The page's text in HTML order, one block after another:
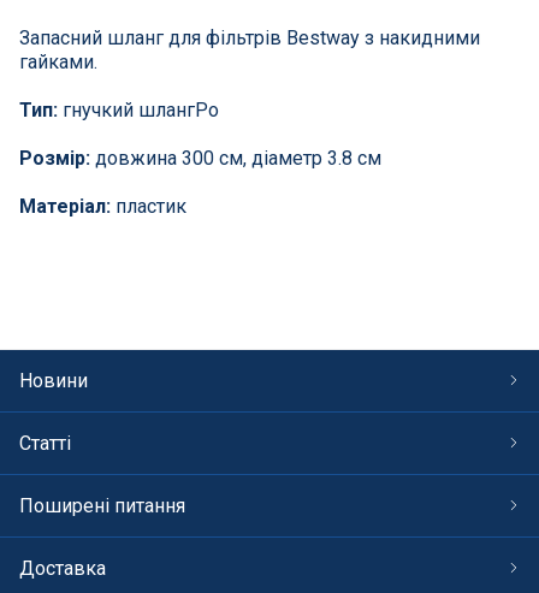
Осушувачі повітря
Гідроізоляція і будівельна хімія
Корисні дрібнички
Розпродаж
Запасний шланг для фільтрів Bestway з накидними
гайками.
Тип: гнучкий шлангРо
Розмір: довжина 300 см, діаметр 3.8 см
Матеріал: пластик
Новини
Статті
Поширені питання
Доставка